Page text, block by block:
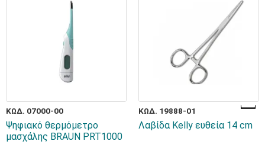
ΚΩΔ. 07000-00
Ψηφιακό θερμόμετρο
μασχάλης BRAUN PRT1000
ΚΩΔ. 19888-01
Λαβίδα Kelly ευθεία 14 cm